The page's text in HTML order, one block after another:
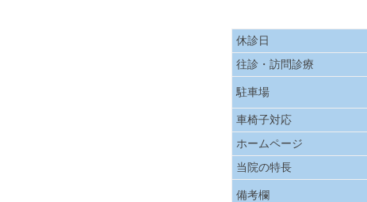
休診日
往診・訪問診療
駐車場
車椅子対応
ホームページ
当院の特長
備考欄